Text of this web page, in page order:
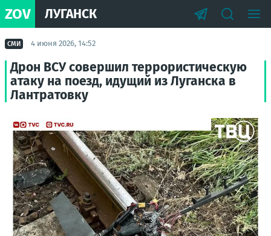
ZOV ЛУГАНСК
СМИ 4 июня 2026, 14:52
Дрон ВСУ совершил террористическую
атаку на поезд, идущий из Луганска в
Лантратовку